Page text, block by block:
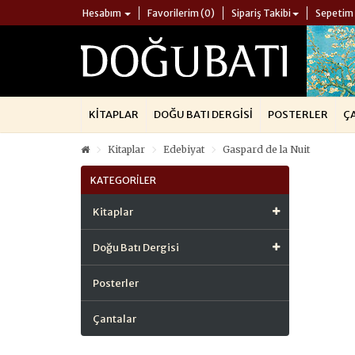
Hesabım Favorilerim (0) Sipariş Takibi Sepetim
KITAPLAR DOĞU BATI DERGISI POSTERLER
Kitaplar Edebiyat Gaspard de la Nuit
KATEGORILER
Kitaplar
Doğu Batı Dergisi
Posterler
Çantalar